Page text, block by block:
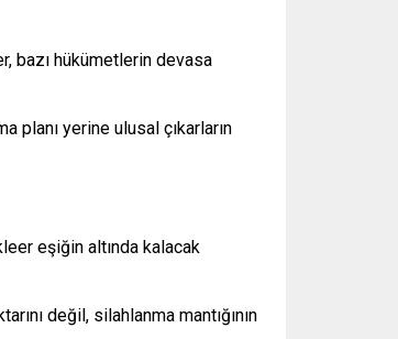
bazı hükümetlerin devasa
planı yerine ulusal çıkarların
eşiğin altında kalacak
değil, silahlanma mantığının